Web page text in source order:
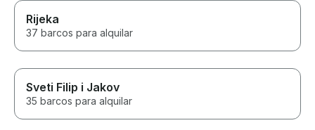
Rijeka
37 barcos para alquilar
Sveti Filip i Jakov
35 barcos para alquilar